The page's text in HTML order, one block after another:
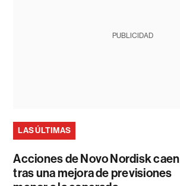
PUBLICIDAD
LAS ÚLTIMAS
Acciones de Novo Nordisk caen
tras una mejora de previsiones